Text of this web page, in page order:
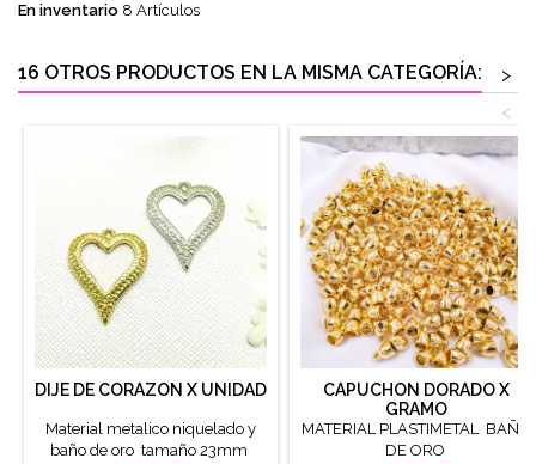
En inventario 8 Artículos
16 OTROS PRODUCTOS EN LA MISMA CATEGORÍA:
>
<
DIJE DE CORAZON X UNIDAD
Material metalico niquelado y
baño de oro tamaño 23mm
CAPUCHON DORADO X
GRAMO
MATERIAL PLASTIMETAL BAÑO
DE ORO